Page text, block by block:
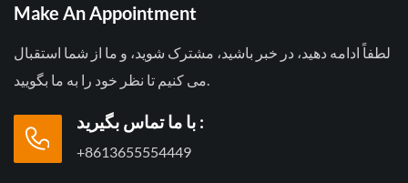
Make An Appointment
لطفاً ادامه دهید، در خبر باشید، مشترک شوید، و ما از شما استقبال
می کنیم تا نظر خود را به ما بگویید.
با ما تماس بگیرید :
+8613655554449